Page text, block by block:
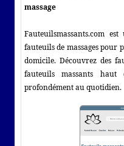
massage
Fauteuilsmassants.com
fauteuils de massages pour
domicile. Découvrez des
fauteuils massants
profondément au quotidien.